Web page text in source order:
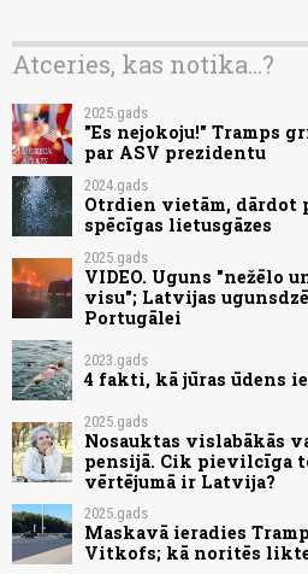
Atceries, kas notika...?
2025.gads
"Es nejokoju!" Tramps
par ASV prezidentu
2024.gads
Otrdien vietām, dārdot
spēcīgas lietusgāzes
2025.gads
VIDEO. Uguns "nežēlo
visu"; Latvijas
Portugālei
2023.gads
4 fakti, kā jūras ūdens
2025.gads
Nosauktas vislabākās
pensijā. Cik pievilcīga
vērtējumā ir Latvija?
2025.gads
Maskavā ieradies
Vitkofs; kā noritēs